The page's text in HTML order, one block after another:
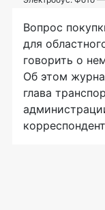
Вопрос
для
говорить о
Об этом
глава